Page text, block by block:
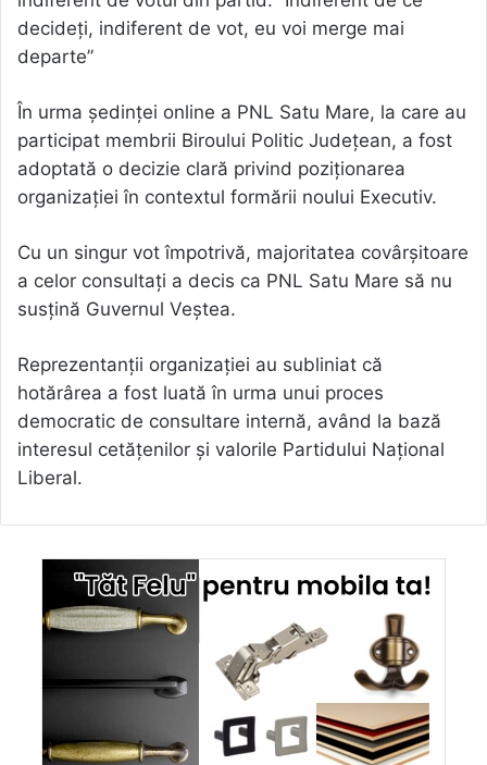
decideți, indiferent de vot, eu voi merge mai
departe”
În urma ședinței online a PNL Satu Mare, la care au
participat membrii Biroului Politic Județean, a fost
adoptată o decizie clară privind poziționarea
organizației în contextul formării noului Executiv.
Cu un singur vot împotrivă, majoritatea covârșitoare
a celor consultați a decis ca PNL Satu Mare să nu
susțină Guvernul Veștea.
Reprezentanții organizației au subliniat că
hotărârea a fost luată în urma unui proces
democratic de consultare internă, având la bază
interesul cetățenilor și valorile Partidului Național
Liberal.